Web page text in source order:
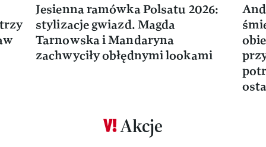
Jesienna ramówka Polsatu 2026:
stylizacje gwiazd. Magda
Tarnowska i Mandaryna
zachwyciły obłędnymi lookami
Akcje